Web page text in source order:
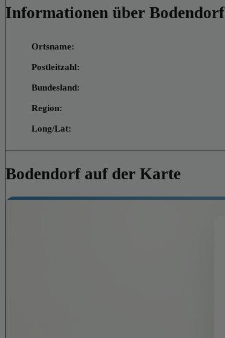
Informationen über Bodendorf
Ortsname:
Postleitzahl:
Bundesland:
Region:
Long/Lat:
Bodendorf auf der Karte